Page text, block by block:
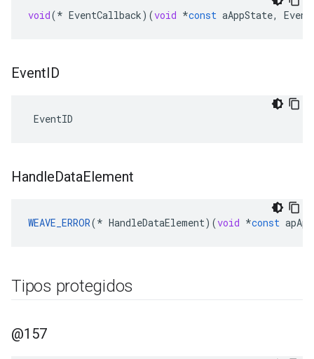
void(* EventCallback)(void *const aAppState,
EventID
EventID
HandleDataElement
WEAVE_ERROR(* HandleDataElement)(void *const
Tipos protegidos
@157